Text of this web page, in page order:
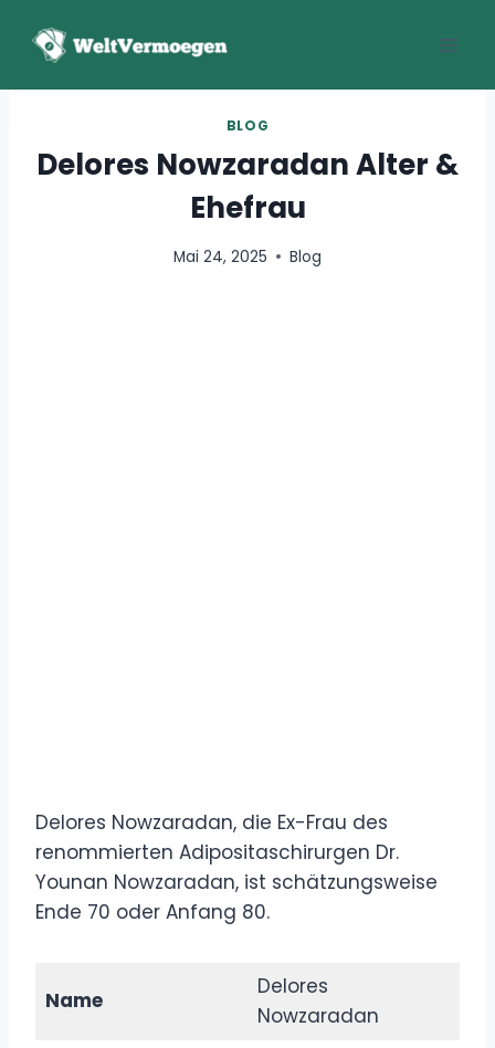
Inhalt
BLOG
Delores Nowzaradan Alter &
Ehefrau
Mai 24, 2025 Blog
Delores Nowzaradan, die Ex-Frau des
renommierten Adipositaschirurgen Dr.
Younan Nowzaradan, ist schätzungsweise
Ende 70 oder Anfang 80.
Name
Delores
Nowzaradan